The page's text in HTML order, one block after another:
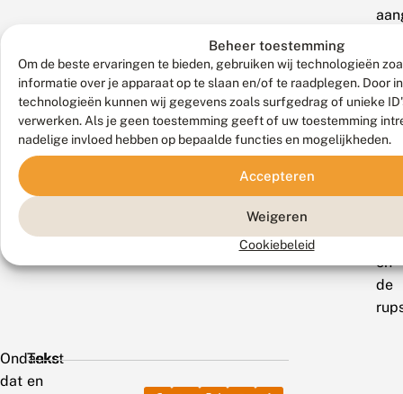
Beheer toestemming
Om de beste ervaringen te bieden, gebruiken wij technologieën
informatie over je apparaat op te slaan en/of te raadplegen. Door
technologieën kunnen wij gegevens zoals surfgedrag of unieke
verwerken. Als je geen toestemming geeft of uw toestemming
nadelige invloed hebben op bepaalde functies en mogelijkheden.
Accepteren
Weigeren
Cookiebeleid
is
het
al
snel
en
de
Ondanks
dat
Tekst
en